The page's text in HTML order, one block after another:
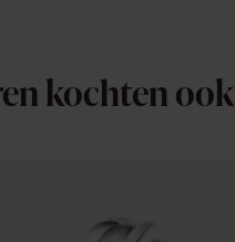
kochten ook